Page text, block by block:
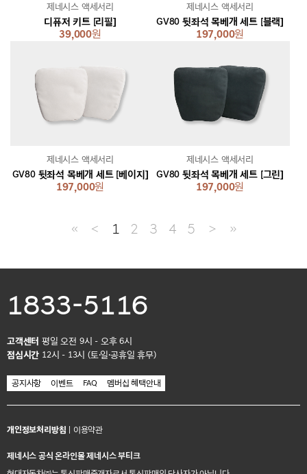
디퓨저 키트 [리필]
39,000원
제네시스 액세서리
GV80 뒷좌석 목베개 세트 [블랙]
197,000원
제네시스 액세서리
GV80 뒷좌석 목베개 세트 [베이지]
197,000원
제네시스 액세서리
GV80 뒷좌석 목베개 세트 [그린]
197,000원
제네시스 액세서리
≪ ＜ 1 2 3 4 5 ＞ ≫
1833-5116
고객센터 평일 오전 9시 - 오후 6시
점심시간 12시 - 13시 (토·일·공휴일 휴무)
공지사항 이벤트 FAQ 멤버십 혜택안내
개인정보처리방침 | 이용약관
제네시스 공식 온라인몰 제네시스 부티크